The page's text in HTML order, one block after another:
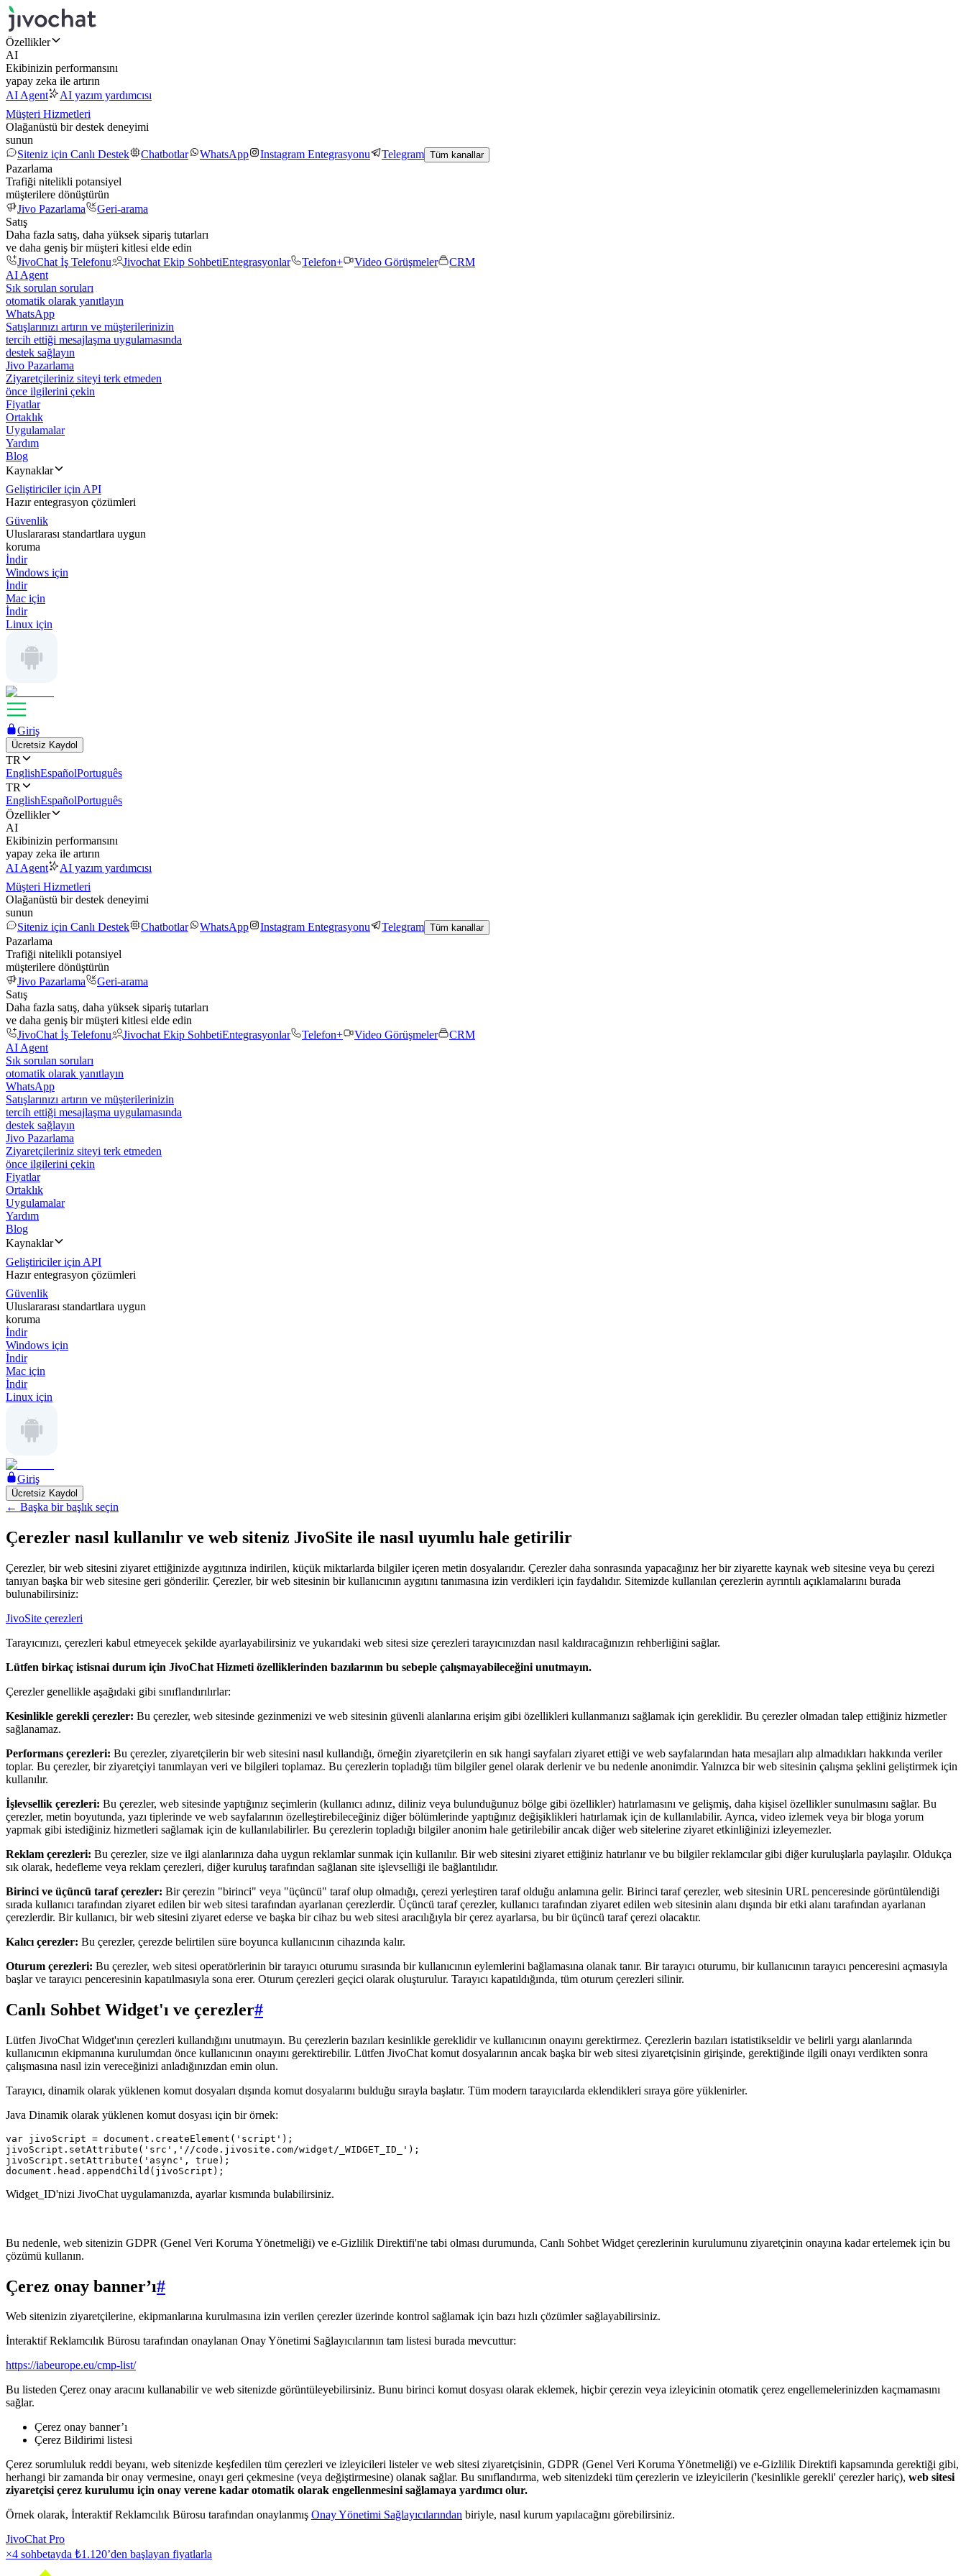
Özellikler
AI
Ekibinizin performansını
yapay zeka ile artırın
AI Agent
AI yazım yardımcısı
Müşteri Hizmetleri
Olağanüstü bir destek deneyimi
sunun
Siteniz için Canlı Destek
Chatbotlar WhatsApp Instagram Entegrasyonu Telegram Tüm kanallar
Pazarlama
Trafiği nitelikli potansiyel
müşterilere dönüştürün
Jivo Pazarlama
Geri-arama
Satış
Daha fazla satış, daha yüksek sipariş tutarları
ve daha geniş bir müşteri kitlesi elde edin
JivoChat İş Telefonu
Jivochat Ekip SohbetiEntegrasyonlar Telefon+ Video Görüşmeler
CRM
AI Agent
Sık sorulan soruları
otomatik olarak yanıtlayın
WhatsApp
Satışlarınızı artırın ve müşterilerinizin
tercih ettiği mesajlaşma uygulamasında
destek sağlayın
Jivo Pazarlama
Ziyaretçileriniz siteyi terk etmeden
önce ilgilerini çekin
Fiyatlar
Ortaklık
Uygulamalar
Yardım
Blog
Kaynaklar
Geliştiriciler için API
Hazır entegrasyon çözümleri
Güvenlik
Uluslararası standartlara uygun
koruma
İndir
Windows için
İndir
Mac için
İndir
Linux için
Giriş
Ücretsiz Kaydol
TR
EnglishEspañolPortuguês
TR
EnglishEspañolPortuguês
Özellikler
AI
Ekibinizin performansını
yapay zeka ile artırın
AI Agent
AI yazım yardımcısı
Müşteri Hizmetleri
Olağanüstü bir destek deneyimi
sunun
Siteniz için Canlı Destek
Chatbotlar WhatsApp Instagram Entegrasyonu Telegram Tüm kanallar
Pazarlama
Trafiği nitelikli potansiyel
müşterilere dönüştürün
Jivo Pazarlama
Geri-arama
Satış
Daha fazla satış, daha yüksek sipariş tutarları
ve daha geniş bir müşteri kitlesi elde edin
JivoChat İş Telefonu
Jivochat Ekip SohbetiEntegrasyonlar Telefon+ Video Görüşmeler
CRM
AI Agent
Sık sorulan soruları
otomatik olarak yanıtlayın
WhatsApp
Satışlarınızı artırın ve müşterilerinizin
tercih ettiği mesajlaşma uygulamasında
destek sağlayın
Jivo Pazarlama
Ziyaretçileriniz siteyi terk etmeden
önce ilgilerini çekin
Fiyatlar
Ortaklık
Uygulamalar
Yardım
Blog
Kaynaklar
Geliştiriciler için API
Hazır entegrasyon çözümleri
Güvenlik
Uluslararası standartlara uygun
koruma
İndir
Windows için
İndir
Mac için
İndir
Linux için
Giriş
Ücretsiz Kaydol
← Başka bir başlık seçin
Çerezler nasıl kullanılır ve web siteniz JivoSite ile nasıl uyumlu hale getirilir
Çerezler, bir web sitesini ziyaret ettiğinizde aygıtınıza indirilen, küçük miktarlarda bilgiler içeren metin dosyalarıdır. Çerezler daha sonrasında yapacağınız her bir ziyarette kaynak web sitesine veya bu çerezi
tanıyan başka bir web sitesine geri gönderilir. Çerezler, bir web sitesinin bir kullanıcının aygıtını tanımasına izin verdikleri için faydalıdır. Sitemizde kullanılan çerezlerin ayrıntılı açıklamalarını burada
bulunabilirsiniz:
JivoSite çerezleri
Tarayıcınızı, çerezleri kabul etmeyecek şekilde ayarlayabilirsiniz ve yukarıdaki web sitesi size çerezleri tarayıcınızdan nasıl kaldıracağınızın rehberliğini sağlar.
Lütfen birkaç istisnai durum için JivoChat Hizmeti özelliklerinden bazılarının bu sebeple çalışmayabileceğini unutmayın.
Çerezler genellikle aşağıdaki gibi sınıflandırılırlar:
Kesinlikle gerekli çerezler: Bu çerezler, web sitesinde gezinmenizi ve web sitesinin güvenli alanlarına erişim gibi özellikleri kullanmanızı sağlamak için gereklidir. Bu çerezler olmadan talep ettiğiniz hizmetler
sağlanamaz.
Performans çerezleri: Bu çerezler, ziyaretçilerin bir web sitesini nasıl kullandığı, örneğin ziyaretçilerin en sık hangi sayfaları ziyaret ettiği ve web sayfalarından hata mesajları alıp almadıkları hakkında veriler
toplar. Bu çerezler, bir ziyaretçiyi tanımlayan veri ve bilgileri toplamaz. Bu çerezlerin topladığı tüm bilgiler genel olarak derlenir ve bu nedenle anonimdir. Yalnızca bir web sitesinin çalışma şeklini geliştirmek için
kullanılır.
İşlevsellik çerezleri: Bu çerezler, web sitesinde yaptığınız seçimlerin (kullanıcı adınız, diliniz veya bulunduğunuz bölge gibi özellikler) hatırlamasını ve gelişmiş, daha kişisel özellikler sunulmasını sağlar. Bu
çerezler, metin boyutunda, yazı tiplerinde ve web sayfalarının özelleştirebileceğiniz diğer bölümlerinde yaptığınız değişiklikleri hatırlamak için de kullanılabilir. Ayrıca, video izlemek veya bir bloga yorum
yapmak gibi istediğiniz hizmetleri sağlamak için de kullanılabilirler. Bu çerezlerin topladığı bilgiler anonim hale getirilebilir ancak diğer web sitelerine ziyaret etkinliğinizi izleyemezler.
Reklam çerezleri: Bu çerezler, size ve ilgi alanlarınıza daha uygun reklamlar sunmak için kullanılır. Bir web sitesini ziyaret ettiğiniz hatırlanır ve bu bilgiler reklamcılar gibi diğer kuruluşlarla paylaşılır. Oldukça
sık olarak, hedefleme veya reklam çerezleri, diğer kuruluş tarafından sağlanan site işlevselliği ile bağlantılıdır.
Birinci ve üçüncü taraf çerezler: Bir çerezin "birinci" veya "üçüncü" taraf olup olmadığı, çerezi yerleştiren taraf olduğu anlamına gelir. Birinci taraf çerezler, web sitesinin URL penceresinde görüntülendiği
sırada kullanıcı tarafından ziyaret edilen bir web sitesi tarafından ayarlanan çerezlerdir. Üçüncü taraf çerezler, kullanıcı tarafından ziyaret edilen web sitesinin alanı dışında bir etki alanı tarafından ayarlanan
çerezlerdir. Bir kullanıcı, bir web sitesini ziyaret ederse ve başka bir cihaz bu web sitesi aracılığıyla bir çerez ayarlarsa, bu bir üçüncü taraf çerezi olacaktır.
Kalıcı çerezler: Bu çerezler, çerezde belirtilen süre boyunca kullanıcının cihazında kalır.
Oturum çerezleri: Bu çerezler, web sitesi operatörlerinin bir tarayıcı oturumu sırasında bir kullanıcının eylemlerini bağlamasına olanak tanır. Bir tarayıcı oturumu, bir kullanıcının tarayıcı penceresini açmasıyla
başlar ve tarayıcı penceresinin kapatılmasıyla sona erer. Oturum çerezleri geçici olarak oluşturulur. Tarayıcı kapatıldığında, tüm oturum çerezleri silinir.
Canlı Sohbet Widget'ı ve çerezler#
Lütfen JivoChat Widget'ının çerezleri kullandığını unutmayın. Bu çerezlerin bazıları kesinlikle gereklidir ve kullanıcının onayını gerektirmez. Çerezlerin bazıları istatistikseldir ve belirli yargı alanlarında
kullanıcının ekipmanına kurulumdan önce kullanıcının onayını gerektirebilir. Lütfen JivoChat komut dosyalarının ancak başka bir web sitesi ziyaretçisinin girişinde, gerektiğinde ilgili onayı verdikten sonra
çalışmasına nasıl izin vereceğinizi anladığınızdan emin olun.
Tarayıcı, dinamik olarak yüklenen komut dosyaları dışında komut dosyalarını bulduğu sırayla başlatır. Tüm modern tarayıcılarda eklendikleri sıraya göre yüklenirler.
Java Dinamik olarak yüklenen komut dosyası için bir örnek:
var jivoScript = document.createElement('script');
jivoScript.setAttribute('src','//code.jivosite.com/widget/_WIDGET_ID_');
jivoScript.setAttribute('async', true);
Widget_ID'nizi JivoChat uygulamanızda, ayarlar kısmında bulabilirsiniz.
Bu nedenle, web sitenizin GDPR (Genel Veri Koruma Yönetmeliği) ve e-Gizlilik Direktifi'ne tabi olması durumunda, Canlı Sohbet Widget çerezlerinin kurulumunu ziyaretçinin onayına kadar ertelemek için bu
çözümü kullanın.
Çerez onay banner’ı#
Web sitenizin ziyaretçilerine, ekipmanlarına kurulmasına izin verilen çerezler üzerinde kontrol sağlamak için bazı hızlı çözümler sağlayabilirsiniz.
İnteraktif Reklamcılık Bürosu tarafından onaylanan Onay Yönetimi Sağlayıcılarının tam listesi burada mevcuttur:
https://iabeurope.eu/cmp-list/
Bu listeden Çerez onay aracını kullanabilir ve web sitenizde görüntüleyebilirsiniz. Bunu birinci komut dosyası olarak eklemek, hiçbir çerezin veya izleyicinin otomatik çerez engellemelerinizden kaçmamasını
sağlar.
Çerez onay banner’ı
Çerez Bildirimi listesi
Çerez sorumluluk reddi beyanı, web sitenizde keşfedilen tüm çerezleri ve izleyicileri listeler ve web sitesi ziyaretçisinin, GDPR (Genel Veri Koruma Yönetmeliği) ve e-Gizlilik Direktifi kapsamında gerektiği gibi,
herhangi bir zamanda bir onay vermesine, onayı geri çekmesine (veya değiştirmesine) olanak sağlar. Bu sınıflandırma, web sitenizdeki tüm çerezlerin ve izleyicilerin ('kesinlikle gerekli' çerezler hariç), web sitesi
ziyaretçisi çerez kurulumu için onay verene kadar otomatik olarak engellenmesini sağlamaya yardımcı olur.
Örnek olarak, İnteraktif Reklamcılık Bürosu tarafından onaylanmış Onay Yönetimi Sağlayıcılarından biriyle, nasıl kurum yapılacağını görebilirsiniz.
JivoChat Pro
×4 sohbetayda ₺1.120’den başlayan fiyatlarla